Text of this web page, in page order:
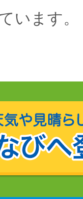
います。